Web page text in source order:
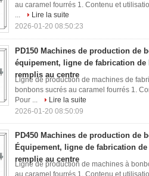
au caramel fourrés 1. Contenu et
...
Lire la suite
2026-01-20 08:50:23
PD150 Machines de production de
équipement, ligne de fabrication de
remplis au centre
Ligne de production de machines de
bonbons sucrés au caramel fourrés 1.
Pour ...
Lire la suite
2026-01-20 08:50:09
PD450 Machines de production de
Équipement, ligne de fabrication
remplie au centre
Ligne de production de machines à
au caramel fourrés 1. Contenu et